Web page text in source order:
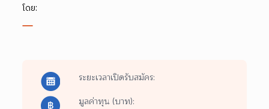
โดย:
ระยะเวลาเปิดรับสมัคร:
มูลค่าทุน (บาท):